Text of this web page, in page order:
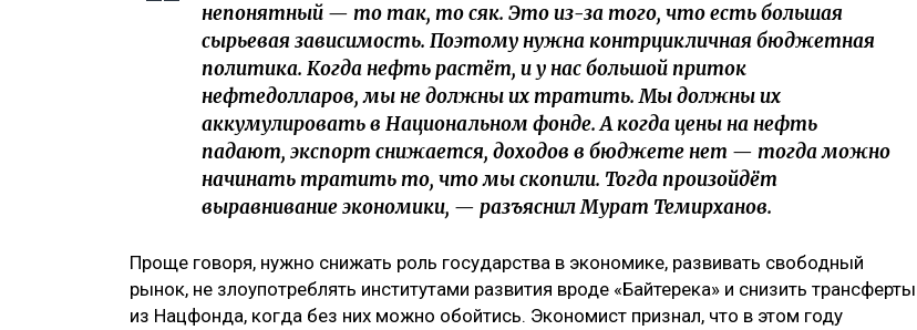
непонятный — то так, то сяк. Это из-за того, что есть большая
сырьевая зависимость. Поэтому нужна контрцикличная бюджетная
политика. Когда нефть растёт, и у нас большой приток
нефтедолларов, мы не должны их тратить. Мы должны их
аккумулировать в Национальном фонде. А когда цены на нефть
падают, экспорт снижается, доходов в бюджете нет — тогда можно
начинать тратить то, что мы скопили. Тогда произойдёт
выравнивание экономики, — разъяснил Мурат Темирханов.
Проще говоря, нужно снижать роль государства в экономике, развивать свободный
рынок, не злоупотреблять институтами развития вроде «Байтерека» и снизить трансферты
из Нацфонда, когда без них можно обойтись. Экономист признал, что в этом году